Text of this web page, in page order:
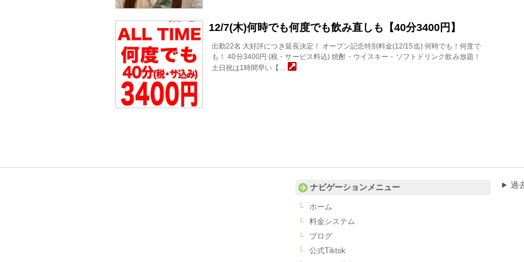
12/7(木)何時でも何度でも飲み直しも【40分3400円】
出勤22名 大好評につき延長決定！ オープン記念特別料金(12/15迄) 何時でも！何度で
も！ 40分3400円 (税・サービス料込) 焼酎・ウイスキー・ソフトドリンク飲み放題！
土日祝は1時間早い【…
ナビゲーションメニュー
ホーム
料金システム
ブログ
公式Tiktok
過